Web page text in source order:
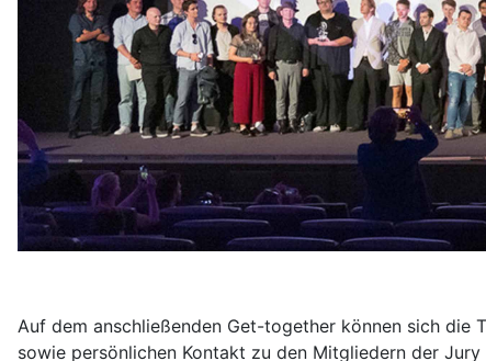
Auf dem anschließenden Get-together können sich die
sowie persönlichen Kontakt zu den Mitgliedern der Jury